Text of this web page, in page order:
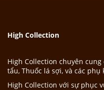
High Collection
High Collection chuyên
tẩu, Thuốc lá sợi, và các phụ
High Collection với sự phục